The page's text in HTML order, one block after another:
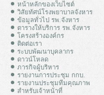
หน้าหลักของเว็บไซต์
วิสัยทัศน์โรงพยาบาลจังหาร
ข้อมูลทั่วไป รพ.จังหาร
ตารางให้บริการ รพ.จังหาร
โครงสร้างองค์กร
ติดต่อเรา
ระบบพัฒนาบุคลากร
ดาวน์โหลด
ภารกิจผู้บริหาร
รายงานการประชุม กกบ.
รายงานประชุมทีมคุณภาพ
สำหรับเจ้าหน้าที่